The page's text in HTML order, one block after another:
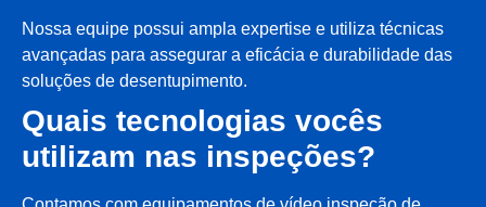
Nossa equipe possui ampla expertise e utiliza técnicas
avançadas para assegurar a eficácia e durabilidade das
soluções de desentupimento.
Quais tecnologias vocês
utilizam nas inspeções?